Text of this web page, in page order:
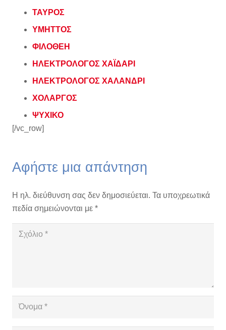
ΤΑΥΡΟΣ
ΥΜΗΤΤΟΣ
ΦΙΛΟΘΕΗ
ΗΛΕΚΤΡΟΛΟΓΟΣ ΧΑΪΔΑΡΙ
ΗΛΕΚΤΡΟΛΟΓΟΣ ΧΑΛΑΝΔΡΙ
ΧΟΛΑΡΓΟΣ
ΨΥΧΙΚΟ
[/vc_row]
Αφήστε μια απάντηση
Η ηλ. διεύθυνση σας δεν δημοσιεύεται. Τα υποχρεωτικά
πεδία σημειώνονται με *